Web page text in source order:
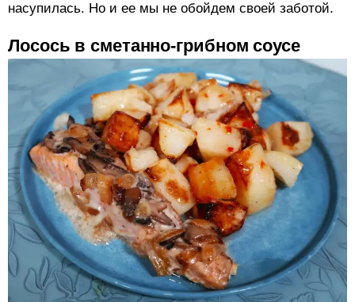
насупилась. Но и ее мы не обойдем своей заботой.
Лосось в сметанно-грибном соусе